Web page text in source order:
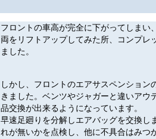
フロントの車高が完全に下がってしまい
両をリフトアップしてみた所、コンプレ
ました。
しかし、フロントのエアサスペンショ
きました。ベンツやジャガーと違いア
品交換が出来るようになっています。
早速足廻りを分解しエアバッグを交換し
れが無いかを点検し、他に不具合はみつ